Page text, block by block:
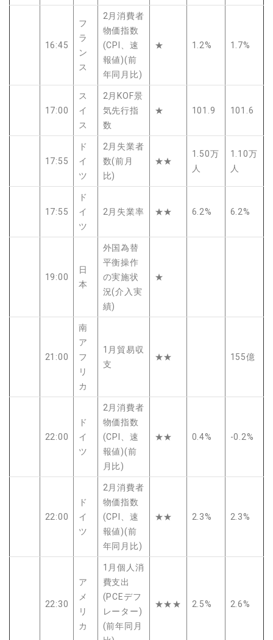
16:45
フ
ラ
ン
ス
2月消費者
物価指数
(CPI、速
報値)(前
年同月比)
★ 1.2% 1.7%
17:00
ス
イ
ス
2月KOF景
気先行指
数
★ 101.9 101.6
17:55
ド
イ
ツ
2月失業者
数(前月
比)
★★
1.50万
人
1.10万
人
17:55
ド
イ
ツ
2月失業率 ★★ 6.2% 6.2%
19:00
日
本
外国為替
平衡操作
の実施状
況(介入実
績)
★
21:00
南
ア
フ
リ
カ
1月貿易収
支
★★ 155億
22:00
ド
イ
ツ
2月消費者
物価指数
(CPI、速
報値)(前
月比)
★★ 0.4% -0.2%
22:00
ド
イ
ツ
2月消費者
物価指数
(CPI、速
報値)(前
年同月比)
★★ 2.3% 2.3%
22:30
ア
メ
リ
カ
1月個人消
費支出
(PCEデフ
レーター)
(前年同月
★★★ 2.5% 2.6%